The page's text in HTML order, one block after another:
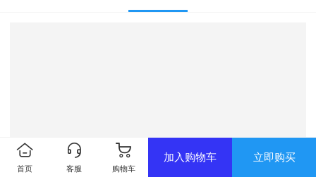
首页 客服 购物车
加入购物车 立即购买